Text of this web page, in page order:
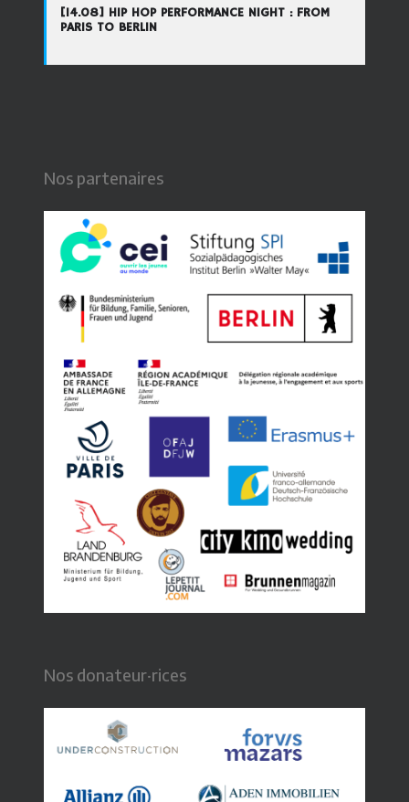
[14.08] HIP HOP PERFORMANCE NIGHT : FROM
PARIS TO BERLIN
Nos partenaires
Nos donateur·rices